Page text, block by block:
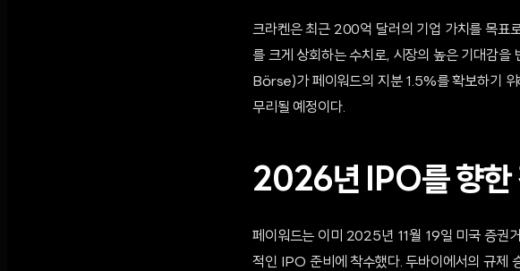
크라켄은 최근 200억 달러의 기업 가치를 목표
를 크게 상회하는 수치로, 시장의 높은 기대감
Börse)가 페이워드의 지분 1.5%를 확보하기
무리될 예정이다.
2026년 IPO를 향한
페이워드는 이미 2025년 11월 19일 미국 증권
적인 IPO 준비에 착수했다. 두바이에서의 규제